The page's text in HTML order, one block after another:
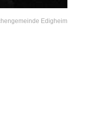
Edigheim